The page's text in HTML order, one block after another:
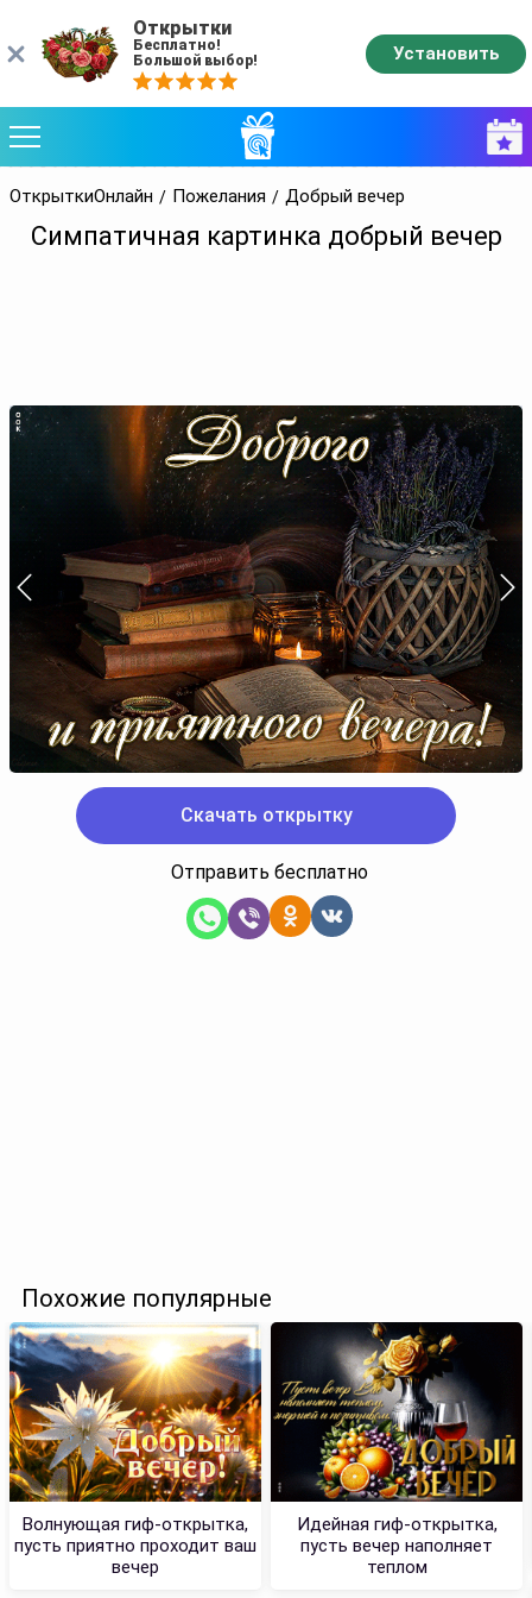
ОткрыткиОнлайн Пожелания Добрый вечер
Симпатичная картинка добрый вечер
Скачать открытку
Отправить бесплатно
Похожие популярные
Волнующая гиф-открытка,
пусть приятно проходит ваш
вечер
Идейная гиф-открытка,
пусть вечер наполняет
теплом
Открытки
Бесплатно!
Большой выбор!
Установить